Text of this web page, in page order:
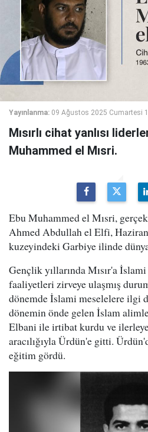
Yayınlanma: 09 Ağustos 2025 Cumartesi
Mısırlı cihat yanlısı
Muhammed el Mısri.
Ebu Muhammed el Mısri,
Ahmed Abdullah el Elfi, Haziran
kuzeyindeki Garbiye ilinde
Gençlik yıllarında Mısır'a İslami
faaliyetleri zirveye ulaşmış
dönemde İslami meselelere ilgi
dönemin önde gelen İslam
Elbani ile irtibat kurdu ve
aracılığıyla Ürdün'e gitti.
eğitim gördü.